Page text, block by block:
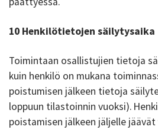
10 Henkilötietojen säilytysaika
Toimintaan osallistujien tietoja
kuin henkilö on mukana
poistumisen jälkeen tietoja
loppuun tilastoinnin vuoksi).
poistamisen jälkeen jäljelle